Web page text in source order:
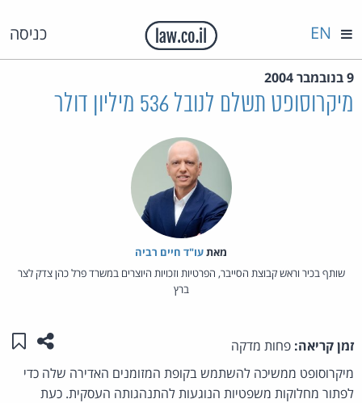
כניסה EN
9 בנובמבר 2004
מיקרוסופט תשלם לנובל 536 מיליון דולר
מאת‏עו"ד חיים רביה
שותף בכיר וראש קבוצת הסייבר, הפרטיות וזכויות היוצרים במשרד פרל כהן צדק לצר
ברץ
זמן קריאה: פחות מדקה שתפו
מיקרוסופט ממשיכה להשתמש בקופת המזומנים האדירה שלה כדי
לפתור מחלוקות משפטיות הנוגעות להתנהגותה העסקית. כעת